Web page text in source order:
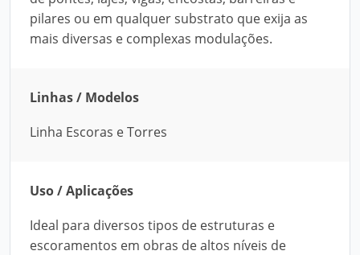
pilares ou em qualquer substrato que exija as
mais diversas e complexas modulações.
Linhas / Modelos
Linha Escoras e Torres
Uso / Aplicações
Ideal para diversos tipos de estruturas e
escoramentos em obras de altos níveis de